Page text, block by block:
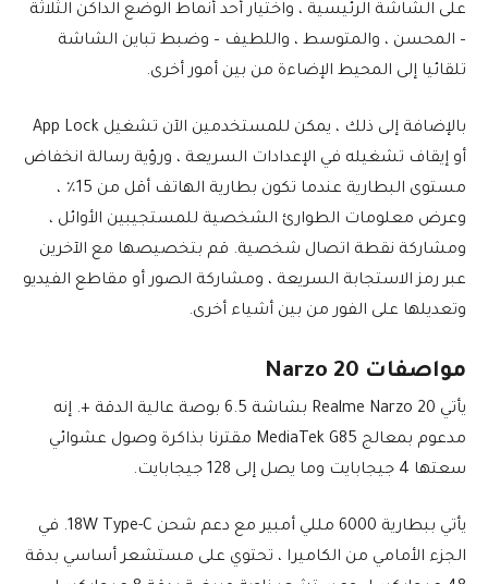
على الشاشة الرئيسية ، واختيار أحد أنماط الوضع الداكن الثلاثة
– المحسن ، والمتوسط ، واللطيف – وضبط تباين الشاشة
تلقائيا إلى المحيط الإضاءة من بين أمور أخرى.
بالإضافة إلى ذلك ، يمكن للمستخدمين الآن تشغيل App Lock
أو إيقاف تشغيله في الإعدادات السريعة ، ورؤية رسالة انخفاض
مستوى البطارية عندما تكون بطارية الهاتف أقل من 15٪ ،
وعرض معلومات الطوارئ الشخصية للمستجيبين الأوائل ،
ومشاركة نقطة اتصال شخصية. قم بتخصيصها مع الآخرين
عبر رمز الاستجابة السريعة ، ومشاركة الصور أو مقاطع الفيديو
وتعديلها على الفور من بين أشياء أخرى.
مواصفات Narzo 20
يأتي Realme Narzo 20 بشاشة 6.5 بوصة عالية الدقة +. إنه
مدعوم بمعالج MediaTek G85 مقترنا بذاكرة وصول عشوائي
سعتها 4 جيجابايت وما يصل إلى 128 جيجابايت.
يأتي ببطارية 6000 مللي أمبير مع دعم شحن 18W Type-C. في
الجزء الأمامي من الكاميرا ، تحتوي على مستشعر أساسي بدقة